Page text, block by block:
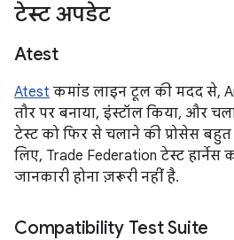
टेस्ट अपडेट
Atest
Atest कमांड लाइन टूल की मदद से,
तौर पर बनाया, इंस्टॉल किया, और
टेस्ट को फिर से चलाने की प्रोसेस
लिए, Trade Federation टेस्ट हार्नेस
जानकारी होना ज़रूरी नहीं है.
Compatibility Test Suite